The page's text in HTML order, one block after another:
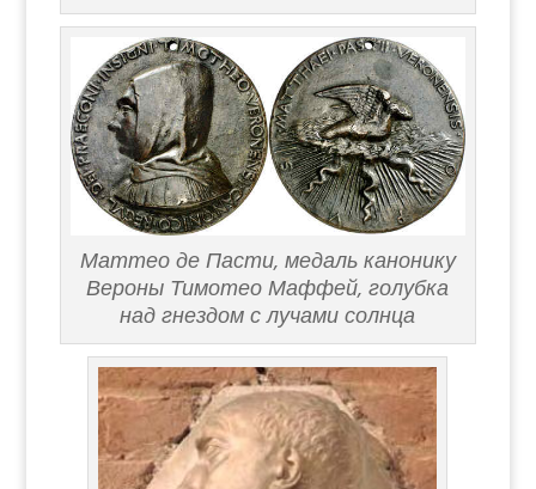
Маттео де Пасти, медаль канонику
Вероны Тимотео Маффей, голубка
над гнездом с лучами солнца